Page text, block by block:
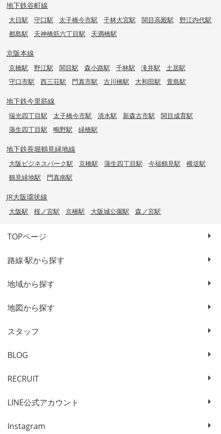
地下鉄谷町線
大日駅 守口駅 太子橋今市駅 千林大宮駅 関目高殿駅
野江内代駅
都島駅
天神橋筋六丁目駅 天満橋駅
京阪本線
京橋駅 野江駅 関目駅 森小路駅 千林駅 滝井駅
土居駅
守口市駅
西三荘駅 門真市駅 古川橋駅 大和田駅 萱島駅
地下鉄今里筋線
瑞光四丁目駅 太子橋今市駅 清水駅 新森古市駅
関目成育駅
蒲生四丁目駅
鴫野駅 緑橋駅
地下鉄長堀鶴見緑地線
大阪ビジネスパーク駅 京橋駅 蒲生四丁目駅 今福鶴見駅
横堤駅
鶴見緑地駅
門真南駅
JR大阪環状線
大阪駅 桜ノ宮駅 京橋駅 大阪城公園駅 森ノ宮駅
TOPページ
路線·駅から探す
地域から探す
地図から探す
スタッフ
BLOG
RECRUIT
LINE公式アカウント
Instagram